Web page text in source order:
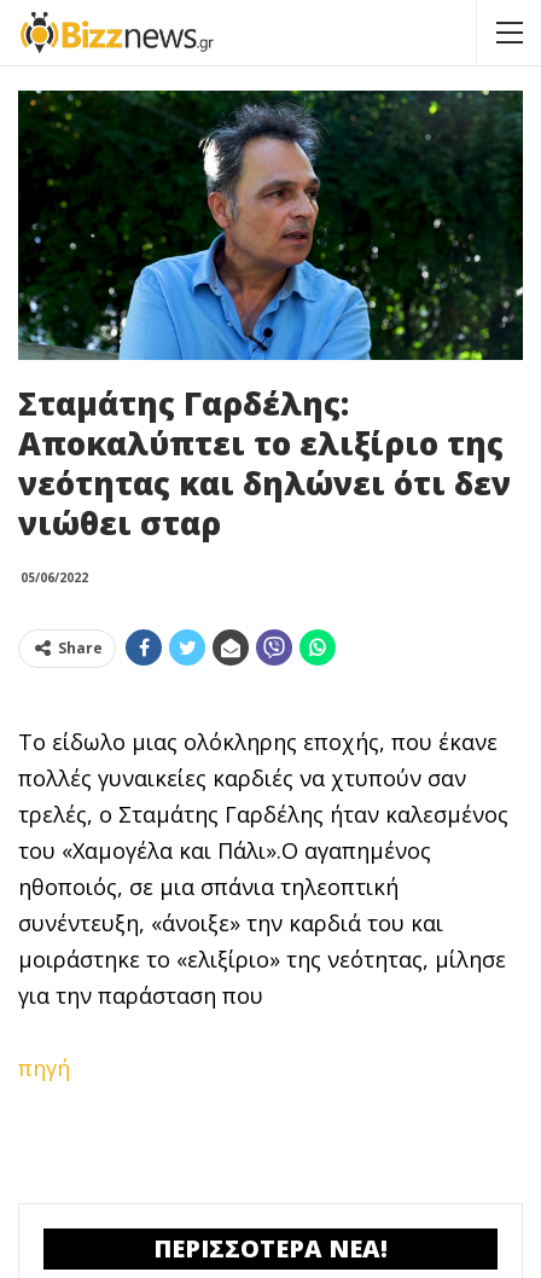
Σταμάτης Γαρδέλης:
Αποκαλύπτει το ελιξίριο της
νεότητας και δηλώνει ότι δεν
νιώθει σταρ
05/06/2022
Share
Το είδωλο μιας ολόκληρης εποχής, που έκανε
πολλές γυναικείες καρδιές να χτυπούν σαν
τρελές, ο Σταμάτης Γαρδέλης ήταν καλεσμένος
του «Χαμογέλα και Πάλι».Ο αγαπημένος
ηθοποιός, σε μια σπάνια τηλεοπτική
συνέντευξη, «άνοιξε» την καρδιά του και
μοιράστηκε το «ελιξίριο» της νεότητας, μίλησε
για την παράσταση που
πηγή
ΠΕΡΙΣΣΟΤΕΡΑ ΝΕΑ!